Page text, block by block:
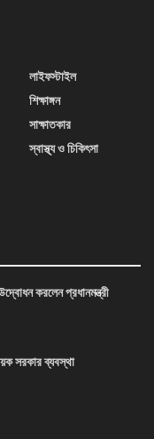
লাইফস্টাইল
শিক্ষাঙ্গন
সাক্ষাতকার
স্বাস্থ্য ও চিকিৎসা
করলেন প্রধানমন্ত্রী
সরকার ব্যবস্থা